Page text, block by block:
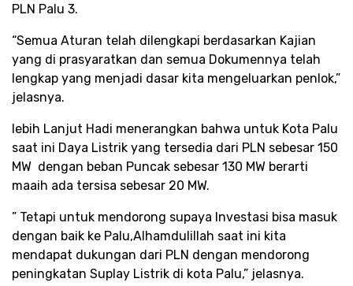
PLN Palu 3.
“Semua Aturan telah dilengkapi berdasarkan Kajian
yang di prasyaratkan dan semua Dokumennya telah
lengkap yang menjadi dasar kita mengeluarkan penlok,”
jelasnya.
lebih Lanjut Hadi menerangkan bahwa untuk Kota Palu
saat ini Daya Listrik yang tersedia dari PLN sebesar 150
MW dengan beban Puncak sebesar 130 MW berarti
maaih ada tersisa sebesar 20 MW.
” Tetapi untuk mendorong supaya Investasi bisa masuk
dengan baik ke Palu,Alhamdulillah saat ini kita
mendapat dukungan dari PLN dengan mendorong
peningkatan Suplay Listrik di kota Palu,” jelasnya.